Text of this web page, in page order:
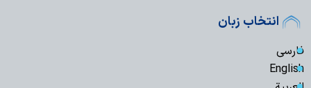
انتخاب زبان
فارسی
English